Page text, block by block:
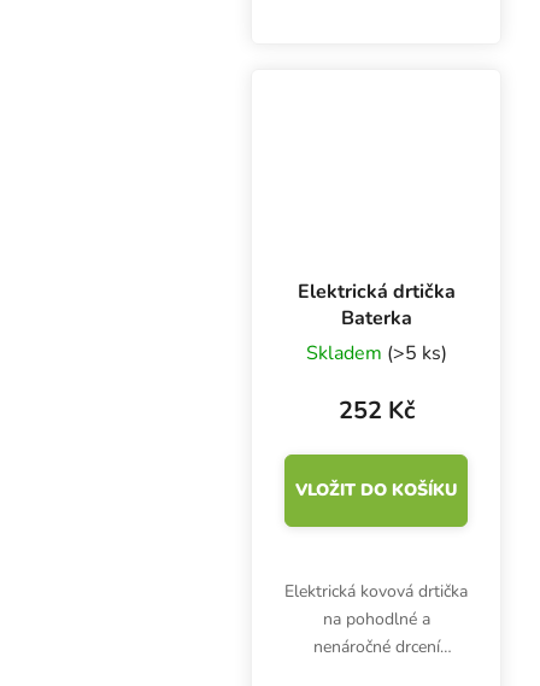
Elektrická drtička
Baterka
Skladem (>5 ks)
252 Kč
VLOŽIT DO KOŠÍKU
Elektrická kovová drtička
na pohodlné a
nenáročné drcení